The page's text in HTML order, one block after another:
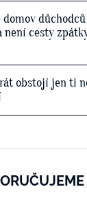
domov
cesty
obstojí jen ti